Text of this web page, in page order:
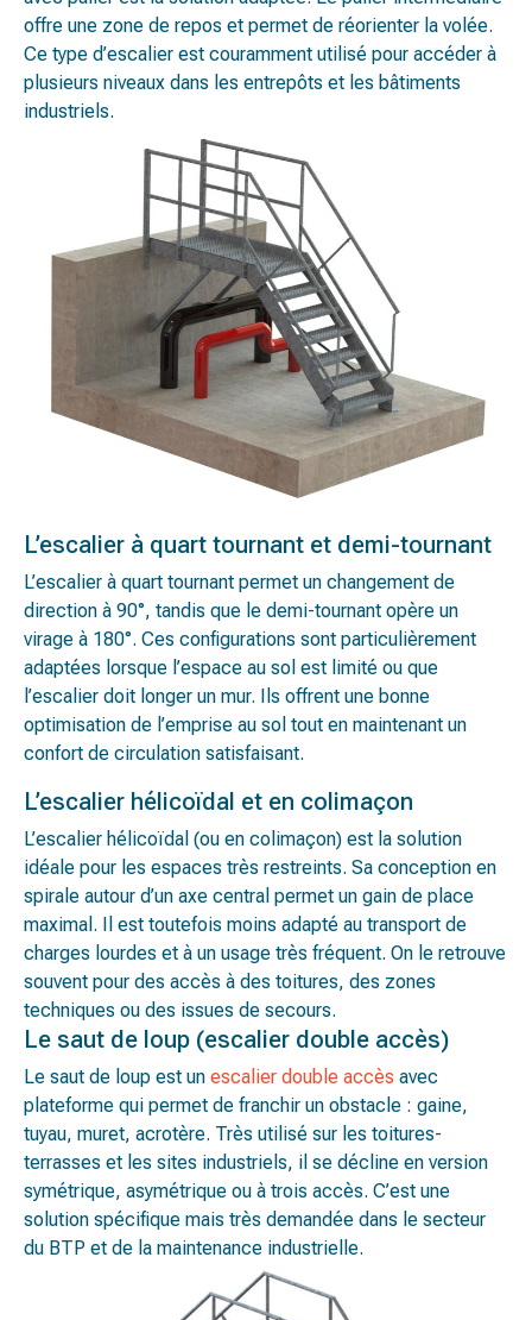
offre une zone de repos et permet de réorienter la volée.
Ce type d’escalier est couramment utilisé pour accéder à
plusieurs niveaux dans les entrepôts et les bâtiments
industriels.
L’escalier à quart tournant et demi-tournant
L’escalier à quart tournant permet un changement de
direction à 90°, tandis que le demi-tournant opère un
virage à 180°. Ces configurations sont particulièrement
adaptées lorsque l’espace au sol est limité ou que
l’escalier doit longer un mur. Ils offrent une bonne
optimisation de l’emprise au sol tout en maintenant un
confort de circulation satisfaisant.
L’escalier hélicoïdal et en colimaçon
L’escalier hélicoïdal (ou en colimaçon) est la solution
idéale pour les espaces très restreints. Sa conception en
spirale autour d’un axe central permet un gain de place
maximal. Il est toutefois moins adapté au transport de
charges lourdes et à un usage très fréquent. On le retrouve
souvent pour des accès à des toitures, des zones
techniques ou des issues de secours.
Le saut de loup (escalier double accès)
Le saut de loup est un escalier double accès avec
plateforme qui permet de franchir un obstacle : gaine,
tuyau, muret, acrotère. Très utilisé sur les toitures-
terrasses et les sites industriels, il se décline en version
symétrique, asymétrique ou à trois accès. C’est une
solution spécifique mais très demandée dans le secteur
du BTP et de la maintenance industrielle.